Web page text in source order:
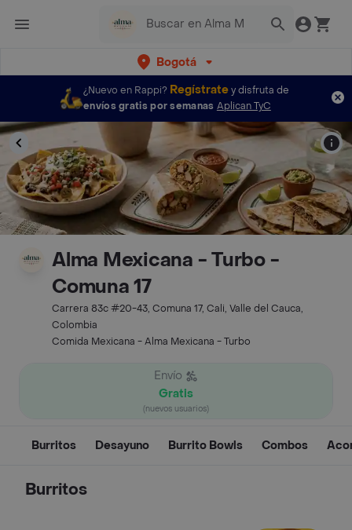
Bogotá
¿Nuevo en Rappi? Regístratey disfruta de
envíos gratis por semanas Aplican TyC
Alma Mexicana - Turbo -
Comuna 17
Carrera 83c #20-43, Comuna 17, Cali, Valle del Cauca,
Colombia
Comida Mexicana - Alma Mexicana - Turbo
Envío
Gratis
(nuevos usuarios)
Burritos Desayuno Burrito Bowls Combos
Burritos